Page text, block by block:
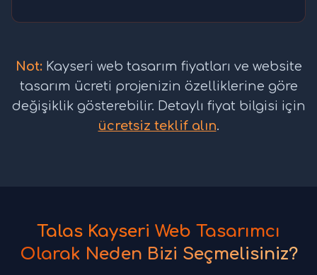
Not:Kayseri web tasarım fiyatları ve website
tasarım ücreti projenizin özelliklerine göre
değişiklik gösterebilir. Detaylı fiyat bilgisi için
ücretsiz teklif alın.
Talas Kayseri Web Tasarımcı
Olarak Neden Bizi Seçmelisiniz?